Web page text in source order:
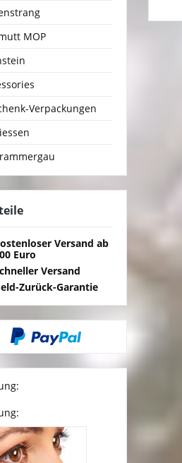
MOP
Verpackungen
Versand ab
Euro
Versand
Zurück-Garantie